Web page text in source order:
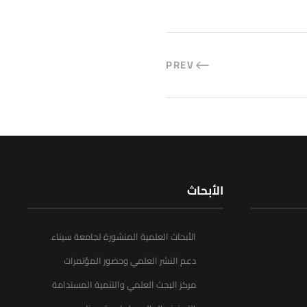
PREV
الأبحاث
الأبحاث العلمية المنشورة لجامعة سيناء
دعم النشر العلمي وحضور المؤتمرات
مركز البحث العلمي والتنمية المستدامة